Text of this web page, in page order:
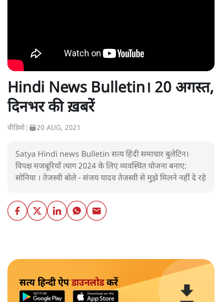
Hindi News Bulletin। 20 अगस्त,
दिनभर की ख़बरें
वीडियो 20 AUG, 2021
Satya Hindi news Bulletin सत्य हिंदी समाचार बुलेटिन।
विपक्ष मजबूरियाँ त्याग 2024 के लिए व्यवस्थित योजना बनाए:
सोनिया । तेजस्वी बोले - संजय यादव तेजस्वी से मुझे मिलने नहीं दे रहे
सत्य हिन्दी ऐपडाउनलोडकरें